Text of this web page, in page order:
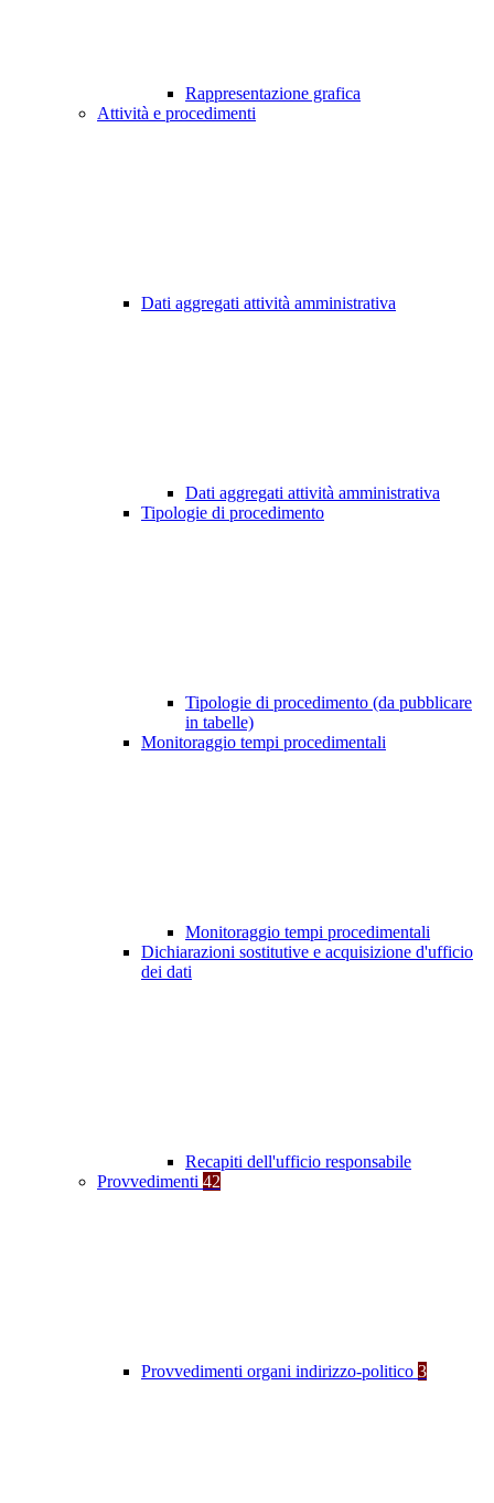
Rappresentazione grafica
Attività e procedimenti
Dati aggregati attività amministrativa
Dati aggregati attività amministrativa
Tipologie di procedimento
Tipologie di procedimento (da pubblicare
in tabelle)
Monitoraggio tempi procedimentali
Monitoraggio tempi procedimentali
Dichiarazioni sostitutive e acquisizione d'ufficio
dei dati
Recapiti dell'ufficio responsabile
Provvedimenti 42
Provvedimenti organi indirizzo-politico 3